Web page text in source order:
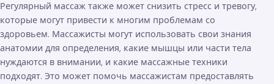
Регулярный массаж также может снизить стресс и тревогу,
которые могут привести к многим проблемам со
здоровьем. Массажисты могут использовать свои знания
анатомии для определения, какие мышцы или части тела
нуждаются в внимании, и какие массажные техники
подходят. Это может помочь массажистам предоставлять